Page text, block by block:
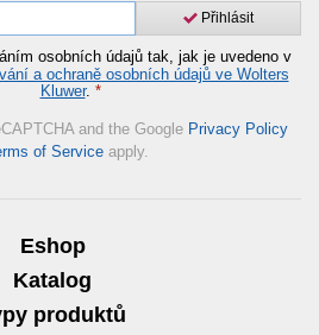
Přihlásit
osobních údajů tak, jak je uvedeno v
a ochraně osobních údajů ve Wolters
Kluwer. *
and the Google Privacy Policy
of Service apply.
Eshop
Katalog
produktů